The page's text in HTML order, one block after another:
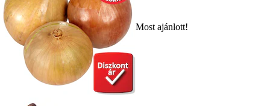
Most ajánlott!